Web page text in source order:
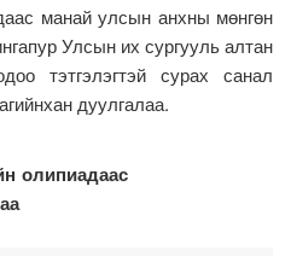
манай улсын анхны мөнгөн
Улсын их сургууль алтан
тэтгэлэгтэй сурах санал
дуулгалаа.
олипиадаас